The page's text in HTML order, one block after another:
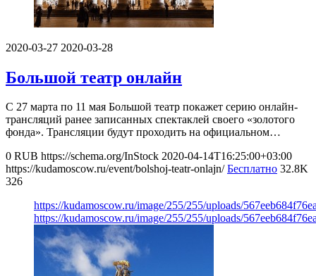
2020-03-27 2020-03-28
Большой театр онлайн
С 27 марта по 11 мая Большой театр покажет серию онлайн-
трансляций ранее записанных спектаклей своего «золотого
фонда». Трансляции будут проходить на официальном…
0 RUB https://schema.org/InStock 2020-04-14T16:25:00+03:00
https://kudamoscow.ru/event/bolshoj-teatr-onlajn/ Бесплатно 32.8K
326
https://kudamoscow.ru/image/255/255/uploads/
https://kudamoscow.ru/image/255/255/uploads/